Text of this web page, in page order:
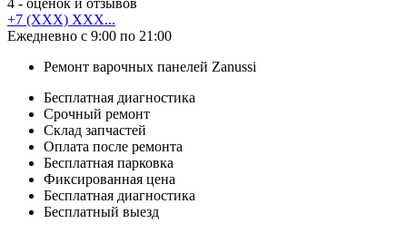
+7 (XXX) XXX...
Ежедневно с 9:00 по 21:00
Ремонт варочных панелей Zanussi
Бесплатная диагностика
Срочный ремонт
Cклад запчастей
Оплата после ремонта
Бесплатная парковка
Фиксированная цена
Бесплатная диагностика
Бесплатный выезд